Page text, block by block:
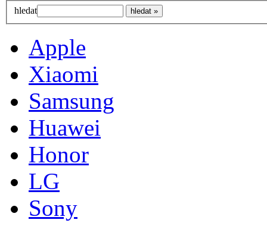
hledat
Apple
Xiaomi
Samsung
Huawei
Honor
LG
Sony